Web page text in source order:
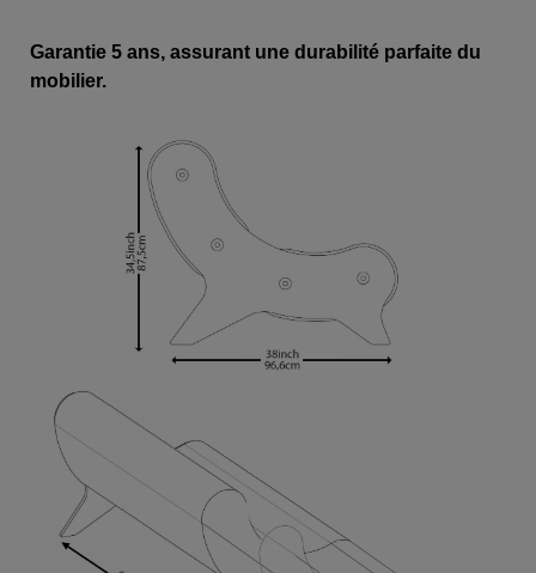
Garantie 5 ans, assurant une durabilité parfaite du
mobilier.